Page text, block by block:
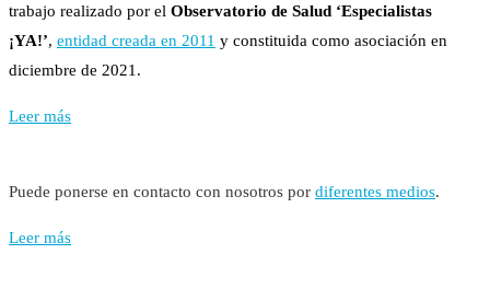
trabajo realizado por el Observatorio de Salud ‘Especialistas
¡YA!’, entidad creada en 2011 y constituida como asociación en
diciembre de 2021.
Leer más
Puede ponerse en contacto con nosotros por diferentes medios.
Leer más